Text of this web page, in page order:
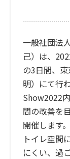
一般社団法
己）は、
の3日間、
明）にて行
Show2022
間の改善を
開催します。
トイレ空間
にくい、過